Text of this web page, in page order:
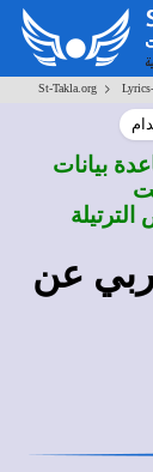
St-Takla.org >
بيانات
عن